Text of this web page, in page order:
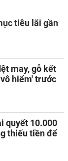
tiêu lãi gần
may, gỗ kết
hiểm' trước
quyết 10.000
thiếu tiền để